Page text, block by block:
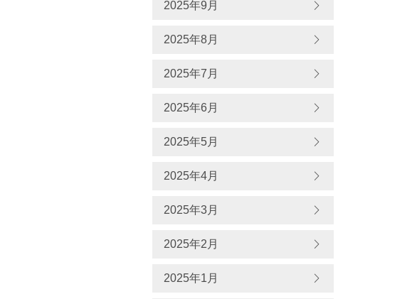
2025年9月
2025年8月
2025年7月
2025年6月
2025年5月
2025年4月
2025年3月
2025年2月
2025年1月